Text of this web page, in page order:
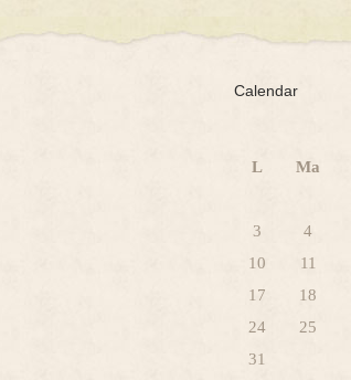
Calendar
L Ma
3
4
10
11
17
18
24
25
31